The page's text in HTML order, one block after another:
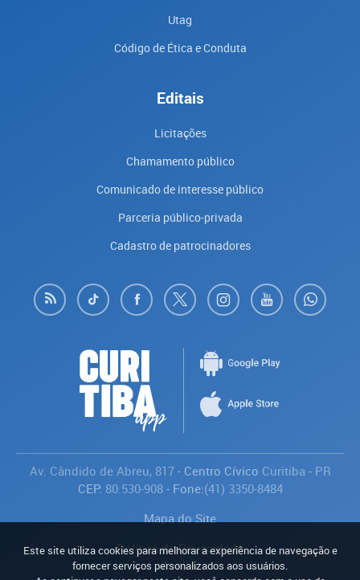
Utag
Código de Ética e Conduta
Editais
Licitações
Chamamento público
Comunicado de interesse público
Parceria público-privada
Cadastro de patrocinadores
Av. Cândido de Abreu, 817- Centro Cívico Curitiba - PR
CEP: 80.530-908- Fone:(41) 3350-8484
Mapa do Site
Política de Privacidade
Avaliar
Este site utiliza cookies para melhorar a experiência de navegação e
fornecer serviços personalizados aos usuários.